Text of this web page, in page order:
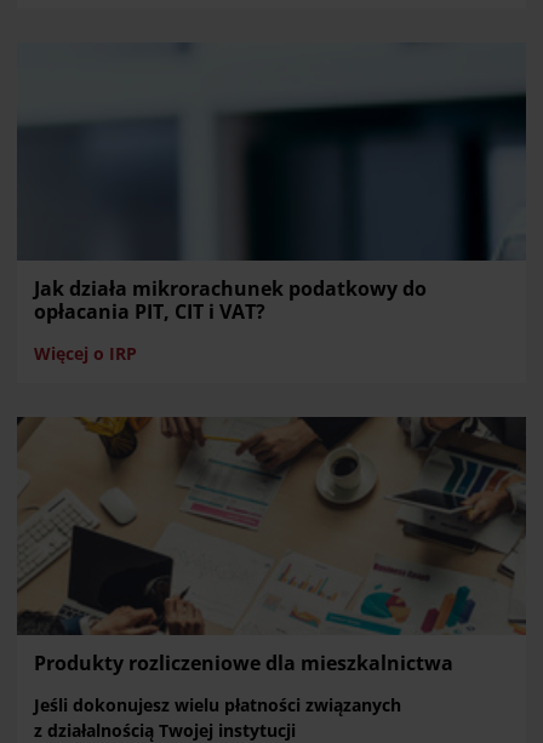
Jak działa mikrorachunek podatkowy do
opłacania PIT, CIT i VAT?
Więcej o IRP
Produkty rozliczeniowe dla mieszkalnictwa
Jeśli dokonujesz wielu płatności związanych
z działalnością Twojej instytucji